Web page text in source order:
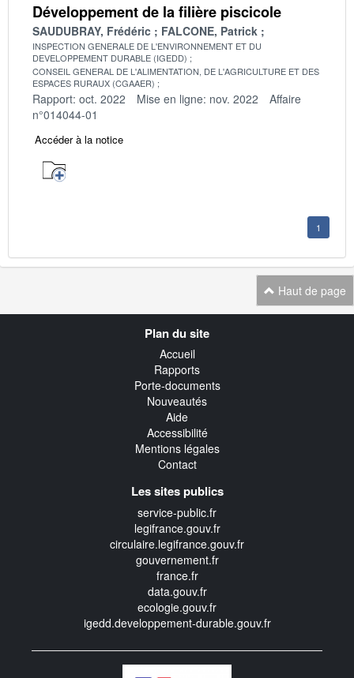
Développement de la filière piscicole
SAUDUBRAY, Frédéric FALCONE, Patrick
INSPECTION GENERALE DE L'ENVIRONNEMENT ET DU
DEVELOPPEMENT DURABLE (IGEDD)
CONSEIL GENERAL DE L'ALIMENTATION, DE L'AGRICULTURE ET DES
ESPACES RURAUX (CGAAER)
Rapport: oct. 2022 Mise en ligne: nov. 2022
Affaire
n°014044-01
Accéder à la notice
1
Haut de page
Plan du site
Accueil
Rapports
Porte-documents
Nouveautés
Aide
Accessibilité
Mentions légales
Contact
Les sites publics
service-public.fr
legifrance.gouv.fr
circulaire.legifrance.gouv.fr
gouvernement.fr
france.fr
data.gouv.fr
ecologie.gouv.fr
igedd.developpement-durable.gouv.fr